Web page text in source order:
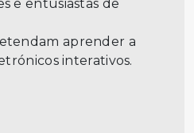
e entusiastas de
aprender a
interativos.